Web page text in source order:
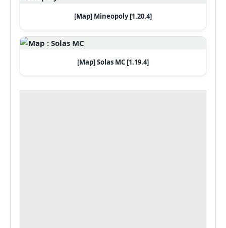
[Map] Mineopoly [1.20.4]
[Map] Solas MC [1.19.4]